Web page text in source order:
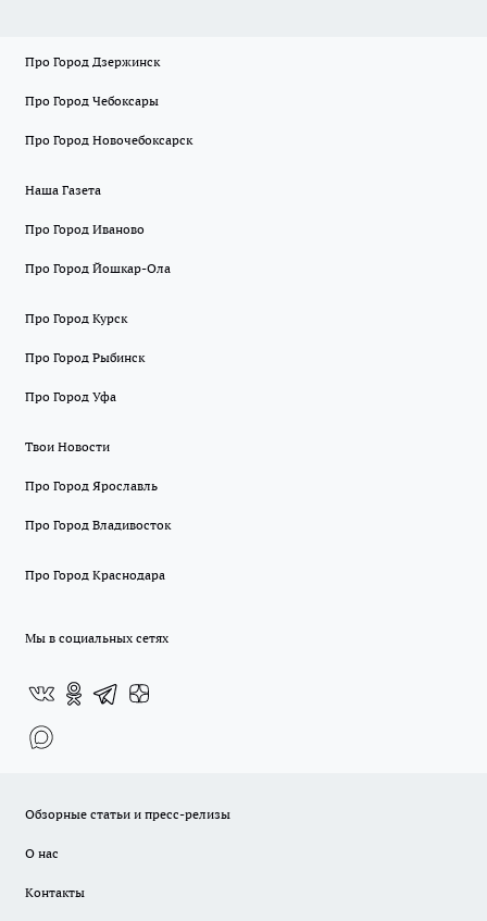
Про Город Дзержинск
Про Город Чебоксары
Про Город Новочебоксарск
Наша Газета
Про Город Иваново
Про Город Йошкар-Ола
Про Город Курск
Про Город Рыбинск
Про Город Уфа
Твои Новости
Про Город Ярославль
Про Город Владивосток
Про Город Краснодара
Мы в социальных сетях
Обзорные статьи и пресс-релизы
О нас
Контакты